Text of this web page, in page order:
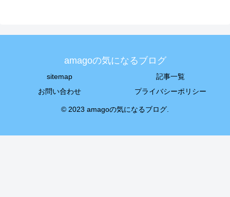
amagoの気になるブログ
sitemap
記事一覧
お問い合わせ
プライバシーポリシー
© 2023 amagoの気になるブログ.